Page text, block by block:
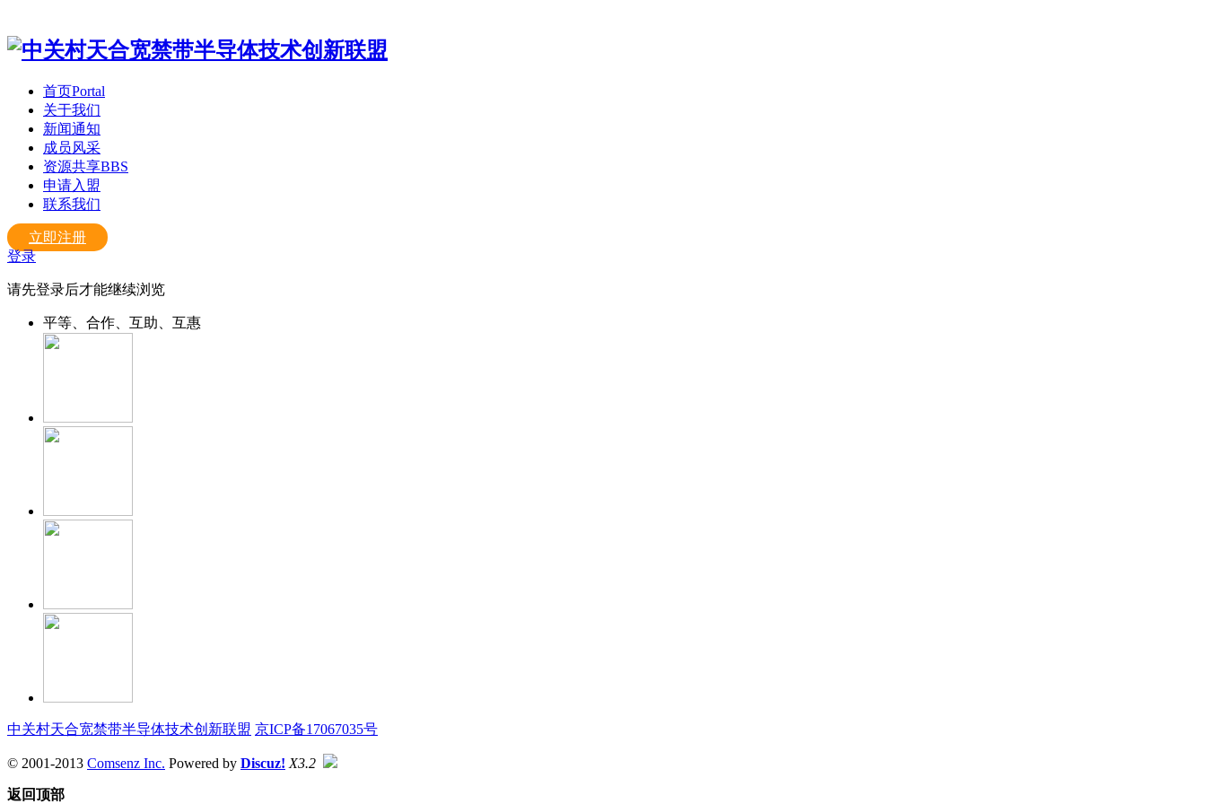
首页Portal
关于我们
新闻通知
成员风采
资源共享BBS
申请入盟
联系我们
立即注册
登录
请先登录后才能继续浏览
平等、合作、互助、互惠
中关村天合宽禁带半导体技术创新联盟 京ICP备17067035号
© 2001-2013 Comsenz Inc. Powered by Discuz! X3.2
返回顶部